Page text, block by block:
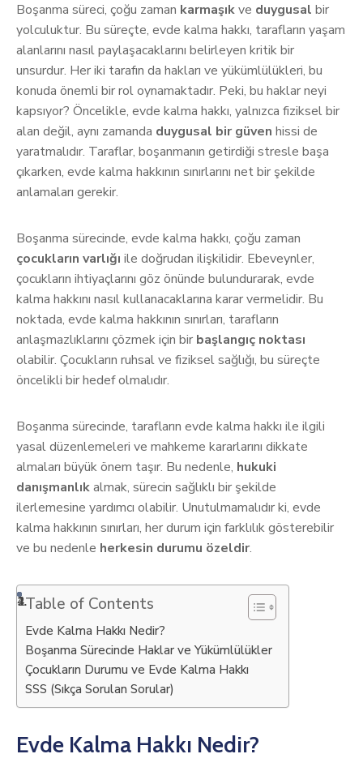
Boşanma süreci, çoğu zaman karmaşıkve duygusal bir
yolculuktur. Bu süreçte, evde kalma hakkı, tarafların yaşam
alanlarını nasıl paylaşacaklarını belirleyen kritik bir
unsurdur. Her iki tarafın da hakları ve yükümlülükleri, bu
konuda önemli bir rol oynamaktadır. Peki, bu haklar neyi
kapsıyor? Öncelikle, evde kalma hakkı, yalnızca fiziksel bir
alan değil, aynı zamanda duygusal bir güven hissi de
yaratmalıdır. Taraflar, boşanmanın getirdiği stresle başa
çıkarken, evde kalma hakkının sınırlarını net bir şekilde
anlamaları gerekir.
Boşanma sürecinde, evde kalma hakkı, çoğu zaman
çocukların varlığı ile doğrudan ilişkilidir. Ebeveynler,
çocukların ihtiyaçlarını göz önünde bulundurarak, evde
kalma hakkını nasıl kullanacaklarına karar vermelidir. Bu
noktada, evde kalma hakkının sınırları, tarafların
anlaşmazlıklarını çözmek için bir başlangıç noktası
olabilir. Çocukların ruhsal ve fiziksel sağlığı, bu süreçte
öncelikli bir hedef olmalıdır.
Boşanma sürecinde, tarafların evde kalma hakkı ile ilgili
yasal düzenlemeleri ve mahkeme kararlarını dikkate
almaları büyük önem taşır. Bu nedenle, hukuki
danışmanlıkalmak, sürecin sağlıklı bir şekilde
ilerlemesine yardımcı olabilir. Unutulmamalıdır ki, evde
kalma hakkının sınırları, her durum için farklılık gösterebilir
ve bu nedenle herkesin durumu özeldir.
Table of Contents
Evde Kalma Hakkı Nedir?
Boşanma Sürecinde Haklar ve Yükümlülükler
Çocukların Durumu ve Evde Kalma Hakkı
SSS (Sıkça Sorulan Sorular)
Evde Kalma Hakkı Nedir?